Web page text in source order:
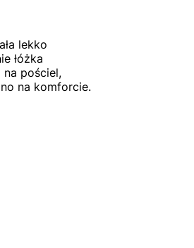
lekko
łóżka
pościel,
na komforcie.